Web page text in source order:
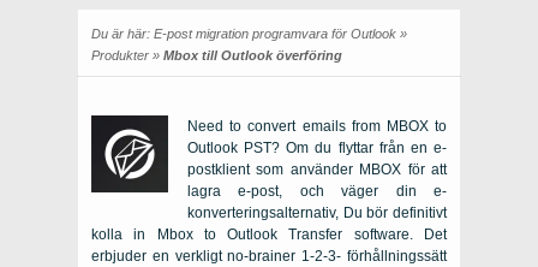
Du är här: E-post migration programvara för Outlook »
Produkter » Mbox till Outlook överföring
Need to convert emails from MBOX to
Outlook PST?Om du flyttar från en e-
postklient som använder MBOX för att
lagra e-post, och väger din e-
konverteringsalternativ, Du bör definitivt
kolla in
Mbox to Outlook Transfer software. Det
erbjuder en verkligt no-brainer 1-2-3- förhållningssätt